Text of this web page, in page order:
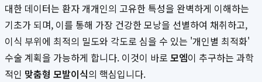
대한 데이터는 환자 개개인의 고유한 특성을 완벽하게 이해하는
기초가 되며, 이를 통해 가장 건강한 모낭을 선별하여 채취하고,
이식 부위에 최적의 밀도와 각도로 심을 수 있는 '개인별 최적화'
수술 계획을 가능하게 합니다. 이것이 바로 모엠이 추구하는 과학
적인 맞춤형 모발이식의 핵심입니다.